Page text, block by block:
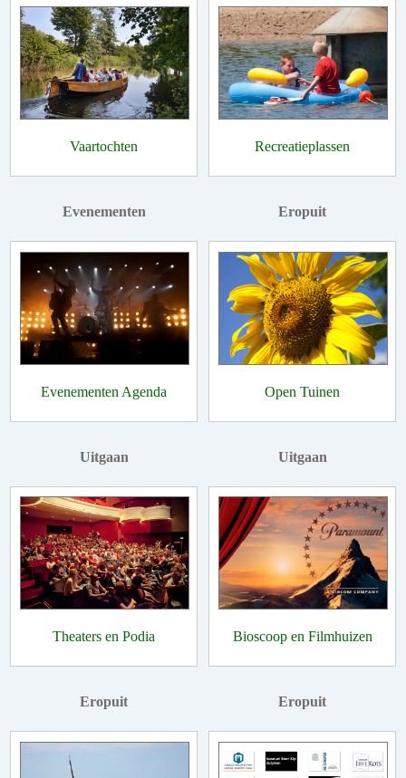
Vaartochten Recreatieplassen
Evenementen
Evenementen Agenda
Eropuit
Open Tuinen
Uitgaan
Theaters en Podia
Uitgaan
Bioscoop en Filmhuizen
Eropuit Eropuit